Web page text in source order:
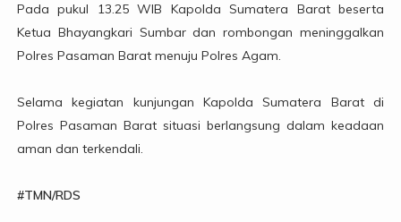
Pada pukul 13.25 WIB Kapolda Sumatera Barat beserta
Ketua Bhayangkari Sumbar dan rombongan meninggalkan
Polres Pasaman Barat menuju Polres Agam.
Selama kegiatan kunjungan Kapolda Sumatera Barat di
Polres Pasaman Barat situasi berlangsung dalam keadaan
aman dan terkendali.
#TMN/RDS